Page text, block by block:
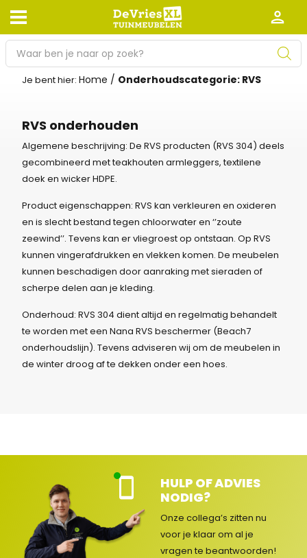
Afhalen en bezorgen Retourneren
Leveringsvoorwaarden Kennisbank
Zakelijk Werken bij De Vries XL
Tuinmeubelwinkel in de buurt
r
Je bent hier:Home / Onderhoudscategorie: RVS
RVS onderhouden
Algemene beschrijving: De RVS producten (RVS 304) deels
gecombineerd met teakhouten armleggers, textilene
doek en wicker HDPE.
Product eigenschappen: RVS kan verkleuren en oxideren
en is slecht bestand tegen chloorwater en ‘’zoute
zeewind’’. Tevens kan er vliegroest op ontstaan. Op RVS
kunnen vingerafdrukken en vlekken komen. De meubelen
kunnen beschadigen door aanraking met sieraden of
scherpe delen aan je kleding.
Onderhoud: RVS 304 dient altijd en regelmatig behandelt
te worden met een Nana RVS beschermer (Beach7
onderhoudslijn). Tevens adviseren wij om de meubelen in
de winter droog af te dekken onder een hoes.
nte
nse
rvic
e
HULP OF ADVIES
NODIG?
Onze collega’s zitten nu
voor je klaar om al je
vragen te beantwoorden!